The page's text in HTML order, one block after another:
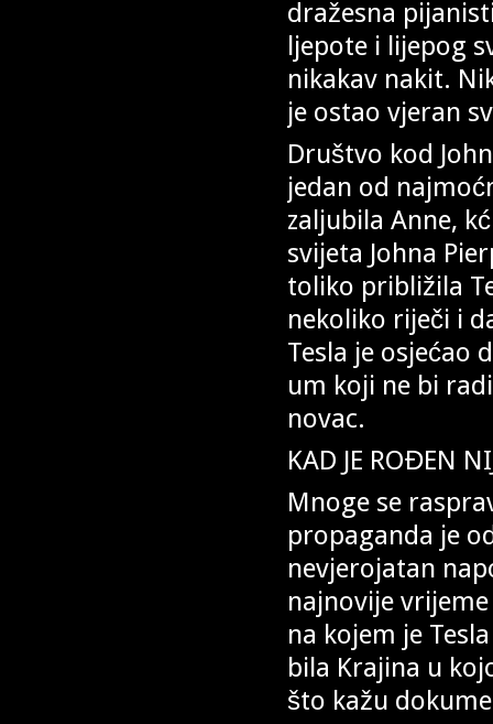
dražesna
ljepote i lijepog
nikakav nakit.
je ostao vjeran
Društvo kod
jedan od
zaljubila Anne,
svijeta Johna
toliko približila
nekoliko riječi i
Tesla je osjećao
um koji ne bi
novac.
KAD JE ROĐEN
Mnoge se
propaganda je
nevjerojatan
najnovije
na kojem je
bila Krajina u
što kažu